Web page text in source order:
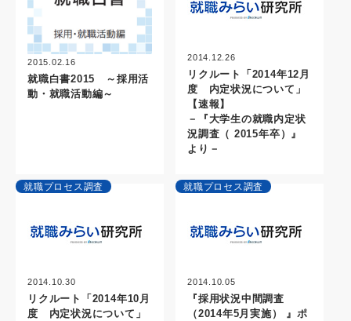
2015.02.16
就職白書2015 ～採用活
動・就職活動編～
2014.12.26
リクルート「2014年12月
度 内定状況について」
【速報】
－『大学生の就職内定状
況調査（ 2015年卒）』
より－
就職プロセス調査
2014.10.30
リクルート「2014年10月
度 内定状況について」
就職プロセス調査
2014.10.05
『採用状況中間調査
（2014年5月実施） 』ポ